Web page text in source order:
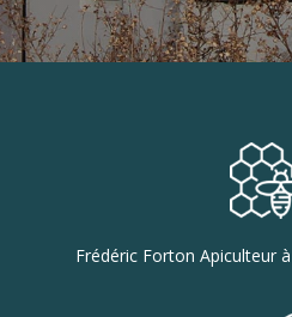
Frédéric Forton Apiculteur